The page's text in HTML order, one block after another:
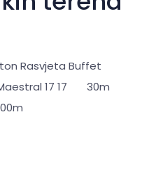
Rasvjeta Buffet
17 17 30m